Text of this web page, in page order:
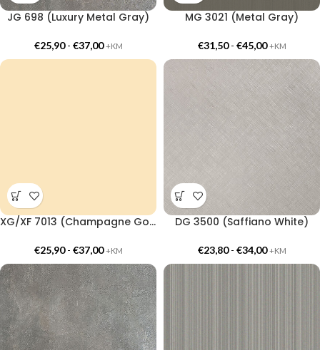
JG 698 (Luxury Metal Gray)
€25,90- €37,00 +KM
MG 3021 (Metal Gray)
€31,50- €45,00 +KM
XG/XF 7013 (Champagne Gold Premium)
€25,90- €37,00 +KM
DG 3500 (Saffiano White)
€23,80- €34,00 +KM